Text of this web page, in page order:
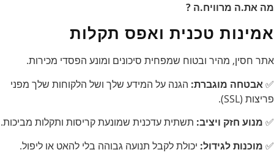
מה את.ה מרוויח.ה ?
אמינות טכנית ואפס תקלות
אתר חסין, מהיר ובטוח שמפחית סיכונים ומונע הפסדי מכירות.
✅אבטחה מוגברת: הגנה על המידע שלך ושל הלקוחות שלך מפני
פריצות (SSL).
✅ מנוע חזק ויציב: תשתית עדכנית שמונעת קריסות ותקלות מביכות.
✅ מוכנות לגידול: יכולת לקבל תנועה גבוהה בלי להאט או ליפול.